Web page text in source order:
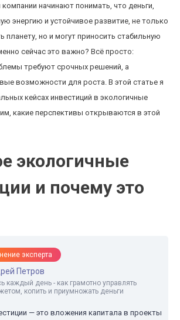
начинают понимать, что деньги,
энергию и устойчивое развитие, не только
планету, но и могут приносить стабильную
сейчас это важно? Всё просто:
требуют срочных решений, а
возможности для роста. В этой статье я
кейсах инвестиций в экологичные
какие перспективы открываются в этой
экологичные
и почему это
эксперта
Петров
каждый день - как грамотно управлять
копить и приумножать деньги
— это вложения капитала в проекты